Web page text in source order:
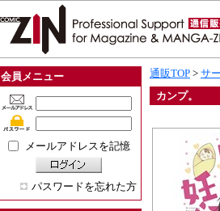
会員メニュー
メールアドレスを記憶
パスワードを忘れた方
通販TOP > サ
カンプ。